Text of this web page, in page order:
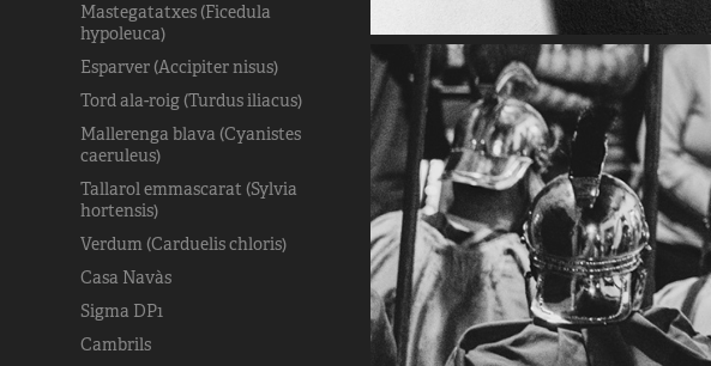
Mastegatatxes (Ficedula
hypoleuca)
Esparver (Accipiter nisus)
Tord ala-roig (Turdus iliacus)
Mallerenga blava (Cyanistes
caeruleus)
Tallarol emmascarat (Sylvia
hortensis)
Verdum (Carduelis chloris)
Casa Navàs
Sigma DP1
Cambrils